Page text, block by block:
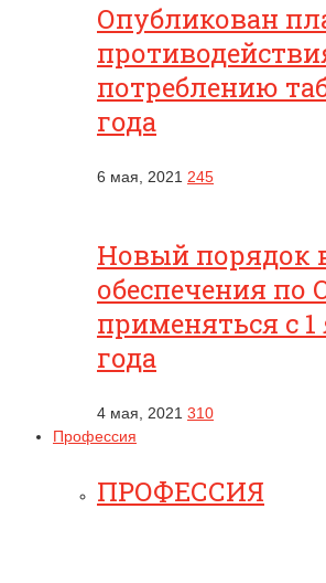
Опубликован
потреблению
года
6 мая, 2021 245
Новый порядок
обеспечения по
применяться с 1
года
4 мая, 2021 310
Профессия
ПРОФЕССИЯ